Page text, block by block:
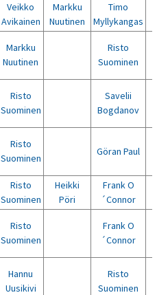
Veikko
Avikainen
Markku
Nuutinen
Timo
Myllykangas
Markku
Nuutinen
Risto
Suominen
Risto
Suominen
Savelii
Bogdanov
Risto
Suominen
Göran Paul
Risto
Suominen
Heikki
Pöri
Frank O
´Connor
Risto
Suominen
Frank O
´Connor
Hannu
Uusikivi
Risto
Suominen